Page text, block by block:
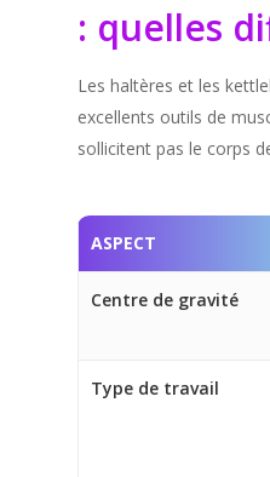
: quelles
Les haltères et les
excellents outils de
sollicitent pas le corps
ASPECT
Centre de gravité
Type de travail